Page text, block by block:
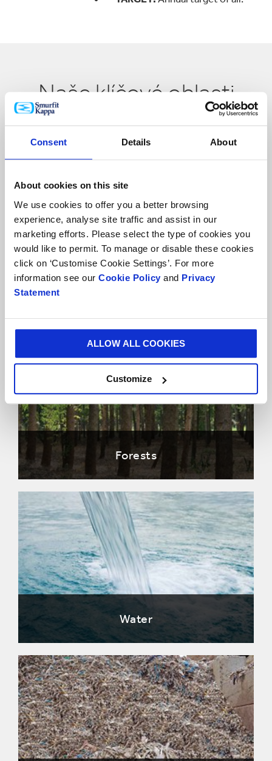
Consent Details About
About cookies on this site
We use cookies to offer you a better browsing
experience, analyse site traffic and assist in our
marketing efforts. Please select the type of cookies you
would like to permit. To manage or disable these cookies
click on ‘Customise Cookie Settings’. For more
information see our Cookie Policy and Privacy
Statement
ALLOW ALL COOKIES
Customize
Naše klíčové oblasti
udržitelnosti
Forests
Water